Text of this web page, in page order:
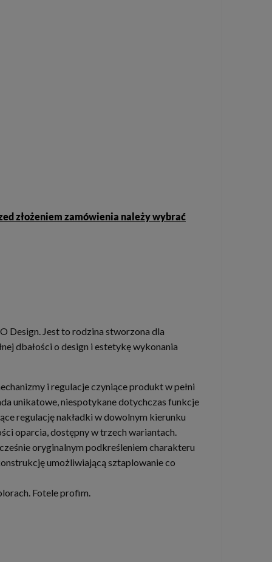
złożeniem zamówienia należy wybrać
Design. Jest to rodzina stworzona dla
dbałości o design i estetykę wykonania
i regulacje czyniące produkt w pełni
unikatowe, niespotykane dotychczas funkcje
regulację nakładki w dowolnym kierunku
oparcia, dostępny w trzech wariantach.
oryginalnym podkreśleniem charakteru
umożliwiającą sztaplowanie co
Fotele profim.